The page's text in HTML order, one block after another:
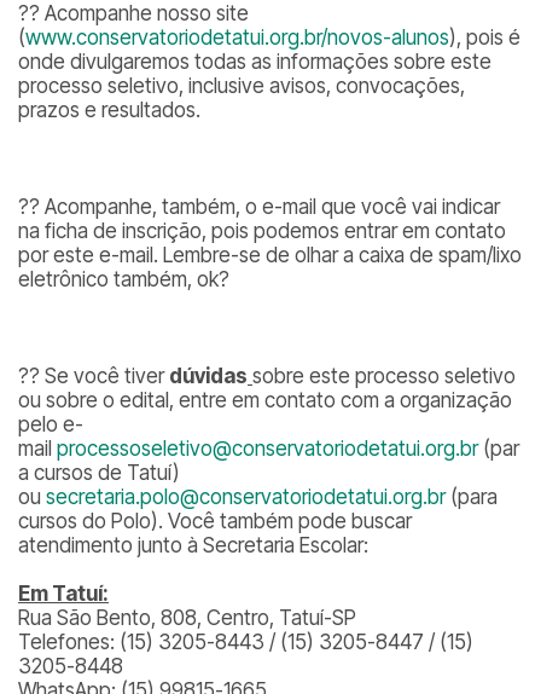
?? Acompanhe nosso site
(www.conservatoriodetatui.org.br/novos-alunos), pois é
onde divulgaremos todas as informações sobre este
processo seletivo, inclusive avisos, convocações,
prazos e resultados.
?? Acompanhe, também, o e-mail que você vai indicar
na ficha de inscrição, pois podemos entrar em contato
por este e-mail. Lembre-se de olhar a caixa de spam/lixo
eletrônico também, ok?
?? Se você tiver dúvidas sobre este processo seletivo
ou sobre o edital, entre em contato com a organização
pelo e-
mail processoseletivo@conservatoriodetatui.org.br(par
a cursos de Tatuí)
ou secretaria.polo@conservatoriodetatui.org.br(para
cursos do Polo). Você também pode buscar
atendimento junto à Secretaria Escolar:
Em Tatuí:
Rua São Bento, 808, Centro, Tatuí-SP
Telefones: (15) 3205-8443 / (15) 3205-8447 / (15)
3205-8448